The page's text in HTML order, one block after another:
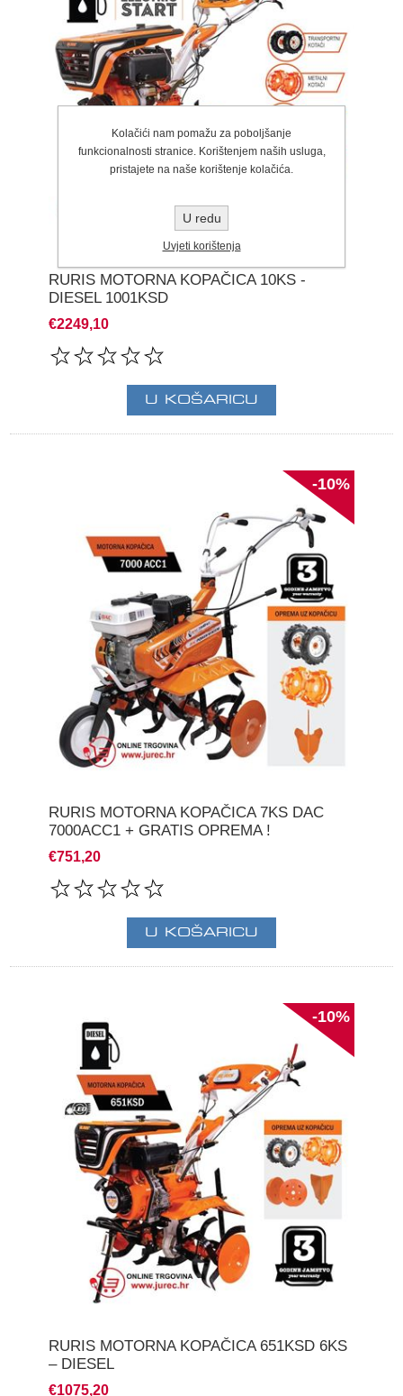
RURIS MOTORNA KOPAČICA 10KS -
DIESEL 1001KSD
€2249,10
-10%
RURIS MOTORNA KOPAČICA 7KS DAC
7000ACC1 + GRATIS OPREMA !
€751,20
-10%
RURIS MOTORNA KOPAČICA 651KSD 6KS
– DIESEL
€1075,20
Kolačići nam pomažu za poboljšanje
funkcionalnosti stranice. Korištenjem naših usluga,
pristajete na naše korištenje kolačića.
U redu
Uvjeti korištenja